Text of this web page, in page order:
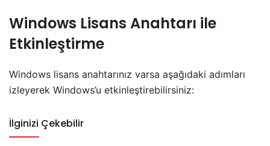
Windows Lisans Anahtarı ile
Etkinleştirme
Windows lisans anahtarınız varsa aşağıdaki adımları
izleyerek Windows’u etkinleştirebilirsiniz:
İlginizi Çekebilir